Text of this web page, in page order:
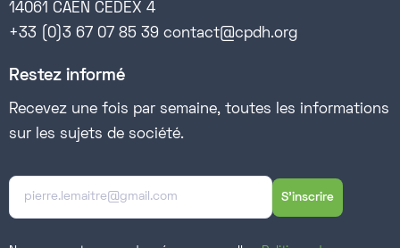
14061 CAEN CEDEX 4
+33 (0)3 67 07 85 39 contact@cpdh.org
Restez informé
Recevez une fois par semaine, toutes les informations
sur les sujets de société.